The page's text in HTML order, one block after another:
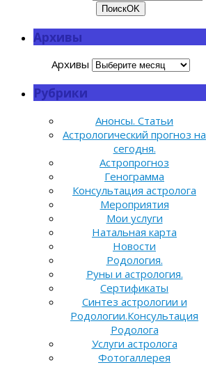
ПоискOK
Архивы
Архивы
Рубрики
Анонсы. Статьи
Астрологический прогноз на
сегодня.
Астропрогноз
Генограмма
Консультация астролога
Мероприятия
Мои услуги
Натальная карта
Новости
Родология.
Руны и астрология.
Сертификаты
Синтез астрологии и
Родологии.Консультация
Родолога
Услуги астролога
Фотогаллерея